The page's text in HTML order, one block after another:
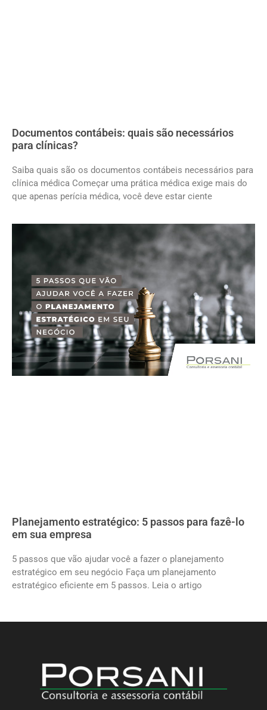
Documentos contábeis: quais são necessários
para clínicas?
Saiba quais são os documentos contábeis necessários para
clínica médica Começar uma prática médica exige mais do
que apenas perícia médica, você deve estar ciente
Planejamento estratégico: 5 passos para fazê-lo
em sua empresa
5 passos que vão ajudar você a fazer o planejamento
estratégico em seu negócio Faça um planejamento
estratégico eficiente em 5 passos. Leia o artigo